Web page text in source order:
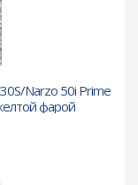
Narzo 50i Prime
фарой